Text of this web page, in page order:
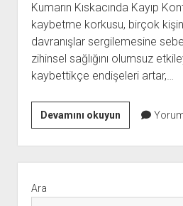
Kumarın Kıskacında Kayıp
kaybetme korkusu, birçok
davranışlar sergilemesine
zihinsel sağlığını olumsuz
kaybettikçe endişeleri artar,…
Devamını okuyunKumarın
Zihinsel
Bozukluklara
Yol
Tehlikeli
Menü
Ara